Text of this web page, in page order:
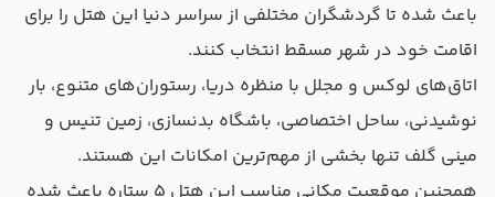
باعث شده تا گردشگران مختلفی از سراسر دنیا این هتل را برای
اقامت خود در شهر مسقط انتخاب کنند.
اتاق‌های لوکس و مجلل با منظره دریا، رستوران‌های متنوع، بار
نوشیدنی، ساحل اختصاصی، باشگاه بدنسازی، زمین تنیس و
مینی گلف تنها بخشی از مهم‌ترین امکانات این هستند.